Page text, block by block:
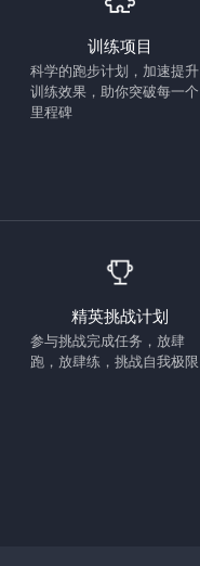
训练项目
科学的跑步计划，加速提升
训练效果，助你突破每一个
里程碑
精英挑战计划
参与挑战完成任务，放肆
跑，放肆练，挑战自我极限